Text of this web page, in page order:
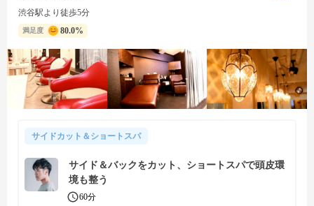
渋谷駅より徒歩5分
満足度 80.0%
サイドカット＆ショートスパ
サイド＆バックをカット、ショートスパで頭皮環
境も整う
60分